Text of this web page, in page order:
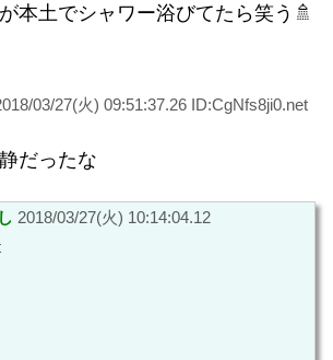
本土でシャワー浴びてたら笑う🚿
03/27(火) 09:51:37.26 ID:CgNfs8ji0.net
だったな
2018/03/27(火) 10:14:04.12